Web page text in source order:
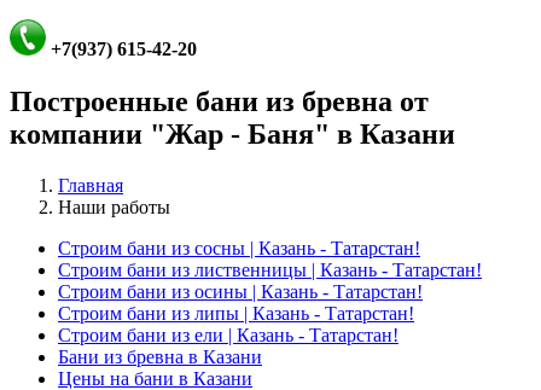
+7(937) 615-42-20
Построенные бани из бревна от
компании "Жар - Баня" в Казани
Главная
Наши работы
Строим бани из сосны | Казань - Татарстан!
Строим бани из лиственницы | Казань - Татарстан!
Строим бани из осины | Казань - Татарстан!
Строим бани из липы | Казань - Татарстан!
Строим бани из ели | Казань - Татарстан!
Бани из бревна в Казани
Цены на бани в Казани